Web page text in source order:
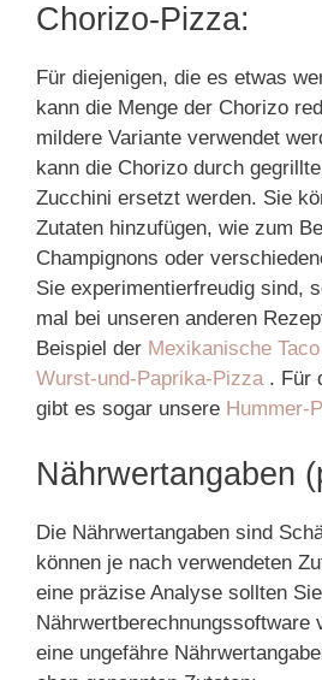
Chorizo-Pizza:
Für diejenigen, die es etwas
kann die Menge der Chorizo
mildere Variante verwendet
kann die Chorizo durch
Zucchini ersetzt werden. Sie
Zutaten hinzufügen, wie zum
Champignons oder
Sie experimentierfreudig sind,
mal bei unseren anderen
Beispiel der Mexikanische
Wurst-und-Paprika-Pizza. Für
gibt es sogar unsere Hummer-
Nährwertangaben
Die Nährwertangaben sind
können je nach verwendeten
eine präzise Analyse sollten
Nährwertberechnungssoftware
eine ungefähre